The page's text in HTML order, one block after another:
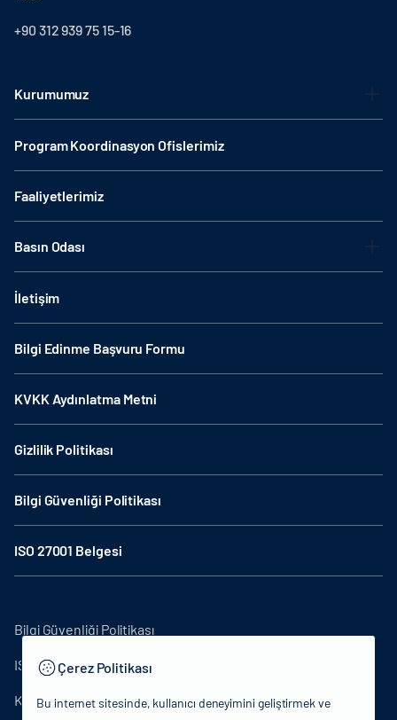
+90 312 939 75 15-16
Kurumumuz
Program Koordinasyon Ofislerimiz
Faaliyetlerimiz
Basın Odası
İletişim
Bilgi Edinme Başvuru Formu
KVKK Aydınlatma Metni
Gizlilik Politikası
Bilgi Güvenliği Politikası
ISO 27001 Belgesi
Bilgi Güvenliği Politikası
ISO27001
KVKK Aydınlatma Metni
Çerez Politikası
Bu internet sitesinde, kullanıcı deneyimini geliştirmek ve